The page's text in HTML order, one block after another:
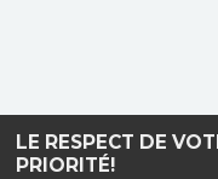
LE RESPECT DE
PRIORITÉ!